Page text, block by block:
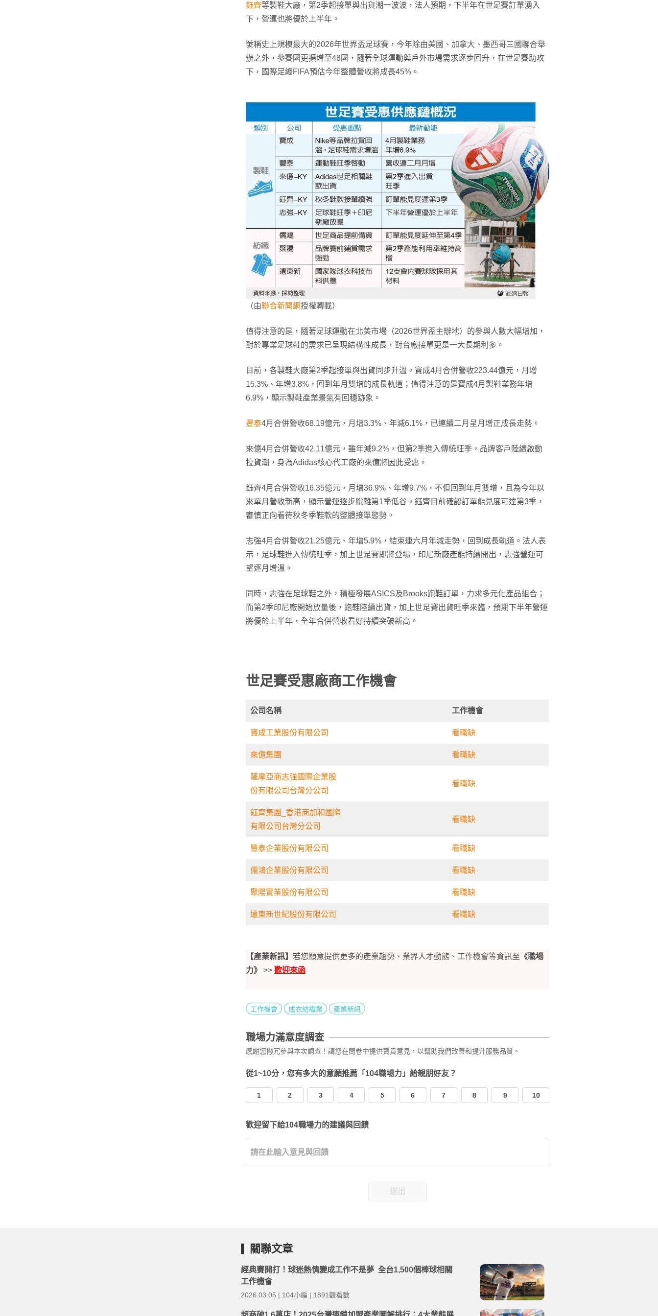
鈺齊等製鞋大廠，第2季起接單與出貨潮一波波，法人預期，下半年在世足賽訂單湧入
下，營運也將優於上半年。
號稱史上規模最大的2026年世界盃足球賽，今年除由美國、加拿大、墨西哥三國聯合舉
辦之外，參賽國更擴增至48國，隨著全球運動與戶外市場需求逐步回升，在世足賽助攻
下，國際足總FIFA預估今年整體營收將成長45%。
（由聯合新聞網授權轉載）
值得注意的是，隨著足球運動在北美市場（2026世界盃主辦地）的參與人數大幅增加，
對於專業足球鞋的需求已呈現結構性成長，對台廠接單更是一大長期利多。
目前，各製鞋大廠第2季起接單與出貨同步升溫。寶成4月合併營收223.44億元，月增
15.3%、年增3.8%，回到年月雙增的成長軌道；值得注意的是寶成4月製鞋業務年增
6.9%，顯示製鞋產業景氣有回穩跡象。
豐泰4月合併營收68.19億元，月增3.3%、年減6.1%，已連續二月呈月增正成長走勢。
來億4月合併營收42.11億元，雖年減9.2%，但第2季進入傳統旺季，品牌客戶陸續啟動
拉貨潮，身為Adidas核心代工廠的來億將因此受惠。
鈺齊4月合併營收16.35億元，月增36.9%、年增9.7%，不但回到年月雙增，且為今年以
來單月營收新高，顯示營運逐步脫離第1季低谷。鈺齊目前確認訂單能見度可達第3季，
審慎正向看待秋冬季鞋款的整體接單態勢。
志強4月合併營收21.25億元、年增5.9%，結束連六月年減走勢，回到成長軌道。法人表
示，足球鞋進入傳統旺季，加上世足賽即將登場，印尼新廠產能持續開出，志強營運可
望逐月增溫。
同時，志強在足球鞋之外，積極發展ASICS及Brooks跑鞋訂單，力求多元化產品組合；
而第2季印尼廠開始放量後，跑鞋陸續出貨，加上世足賽出貨旺季來臨，預期下半年營運
將優於上半年，全年合併營收看好持續突破新高。
世足賽受惠廠商工作機會
公司名稱 工作機會
寶成工業股份有限公司 看職缺
來億集團 看職缺
薩摩亞商志強國際企業股
份有限公司台灣分公司
看職缺
鈺齊集團_香港商加和國際
有限公司台灣分公司
看職缺
豐泰企業股份有限公司 看職缺
儒鴻企業股份有限公司 看職缺
聚陽實業股份有限公司 看職缺
遠東新世紀股份有限公司 看職缺
【產業新訊】 若您願意提供更多的產業趨勢、業界人才動態、工作機會等資訊至 《職場
力》
>> 歡迎來函
工作機會 成衣紡織業 產業新訊
職場力滿意度調查
感謝您撥冗參與本次調查！請您在問卷中提供寶貴意見，以幫助我們改善和提升服務品質。
從1~10分，您有多大的意願推薦「104職場力」給親朋好友？
1 2 3 4 5 6 7 8 9 10
歡迎留下給104職場力的建議與回饋
送出
關聯文章
經典賽開打！球迷熱情變成工作不是夢 全台1,500個棒球相關
工作機會
2026.03.05 | 104小編 | 1891觀看數